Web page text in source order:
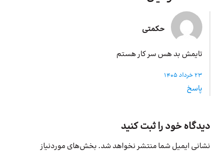
حکمتی
تایمش بد هس سر کار هستم
23 خرداد 1405
پاسخ
دیدگاه خود را ثبت کنید
نشانی ایمیل شما منتشر نخواهد شد. بخش‌های موردنیاز